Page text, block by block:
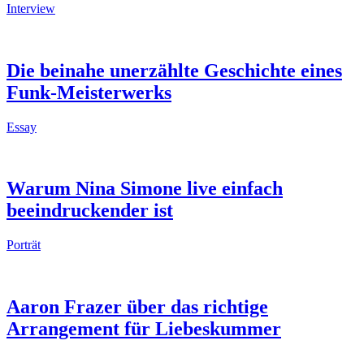
Interview
Die beinahe unerzählte Geschichte eines
Funk-Meisterwerks
Essay
Warum Nina Simone live einfach
beeindruckender ist
Porträt
Aaron Frazer über das richtige
Arrangement für Liebeskummer